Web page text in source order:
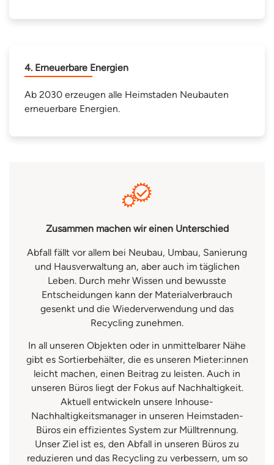
4. Erneuerbare Energien
Ab 2030 erzeugen alle Heimstaden Neubauten
erneuerbare Energien.
Zusammen machen wir einen Unterschied
Abfall fällt vor allem bei Neubau, Umbau, Sanierung
und Hausverwaltung an, aber auch im täglichen
Leben. Durch mehr Wissen und bewusste
Entscheidungen kann der Materialverbrauch
gesenkt und die Wiederverwendung und das
Recycling zunehmen.
In all unseren Objekten oder in unmittelbarer Nähe
gibt es Sortierbehälter, die es unseren Mieter:innen
leicht machen, einen Beitrag zu leisten. Auch in
unseren Büros liegt der Fokus auf Nachhaltigkeit.
Aktuell entwickeln unsere Inhouse-
Nachhaltigkeitsmanager in unseren Heimstaden-
Büros ein effizientes System zur Mülltrennung.
Unser Ziel ist es, den Abfall in unseren Büros zu
reduzieren und das Recycling zu verbessern, um so